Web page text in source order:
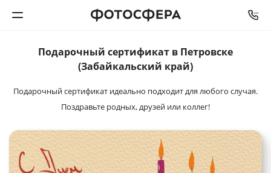
Печать фото
Фотокниги
Интерьерная печать
Подарочный сертификат в Петровске
(Забайкальский край)
Подарочный сертификат идеально подходит для любого случая.
Поздравьте родных, друзей или коллег!